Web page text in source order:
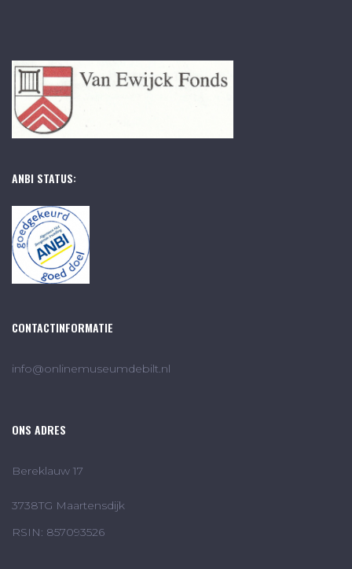
ANBI STATUS:
CONTACTINFORMATIE
info@onlinemuseumdebilt.nl
ONS ADRES
Bereklauw 17
3738TG Maartensdijk
RSIN: 857093526